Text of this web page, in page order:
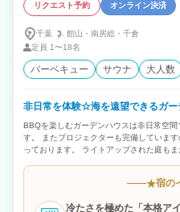
リクエスト予約 オンライン決済
千葉 館山・ 南房総・ 千倉
定員 1〜18名
バーベキュー サウナ 大人数
非日常を体験☆海を遠望できるガー
BBQを楽しむガーデンハウスは非日常空
す。 またプロジェクターも完備していま
っております。 ライトアップされた庭も
★宿の
冷たさを極めた「本格ア